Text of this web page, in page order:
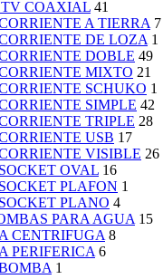
COAXIAL 41
A TIERRA 7
DE LOZA 1
DOBLE 49
MIXTO 21
SCHUKO 1
SIMPLE 42
TRIPLE 28
USB 17
VISIBLE 26
OVAL 16
PLAFON 1
PLANO 4
PARA AGUA 15
CENTRIFUGA 8
PERIFERICA 6
1